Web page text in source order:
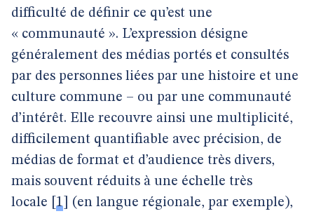
difficulté de définir ce qu’est une
« communauté ». L’expression désigne
généralement des médias portés et consultés
par des personnes liées par une histoire et une
culture commune – ou par une communauté
d’intérêt. Elle recouvre ainsi une multiplicité,
difficilement quantifiable avec précision, de
médias de format et d’audience très divers,
mais souvent réduits à une échelle très
locale
1
(en langue régionale, par exemple),